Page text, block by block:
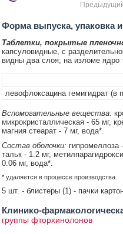
Форма выпуска, упаковка
Таблетки, покрытые
капсуловидные, с
видны два слоя; на изломе ядро
левофлоксацина гемигидрат (в
Вспомогательные вещества:
микрокристаллическая - 65 мг,
магния стеарат - 7 мг, вода*.
Состав оболочки: гипромеллоза
тальк - 1.2 мг,
0.06 мг, вода*.
* удаляется в процессе производства.
5 шт. - блистеры (1) - пачки
Клинико-
группы фторхинолонов